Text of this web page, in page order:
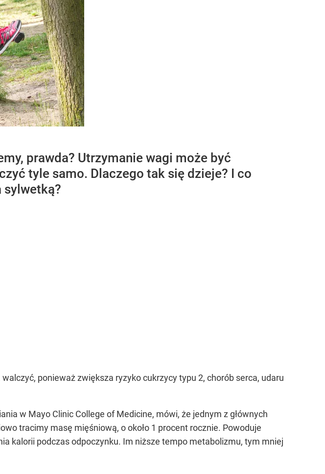
prawda? Utrzymanie wagi może być
tyle samo. Dlaczego tak się dzieje? I co
sylwetką?
ponieważ zwiększa ryzyko cukrzycy typu 2, chorób serca, udaru
w Mayo Clinic College of Medicine, mówi, że jednym z głównych
tracimy masę mięśniową, o około 1 procent rocznie. Powoduje
kalorii podczas odpoczynku. Im niższe tempo metabolizmu, tym mniej